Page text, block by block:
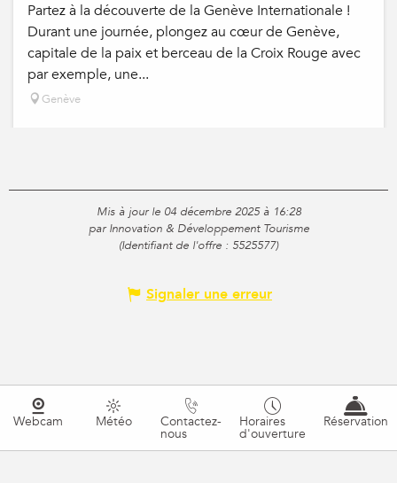
Partez à la découverte de la Genève Internationale !
Durant une journée, plongez au cœur de Genève,
capitale de la paix et berceau de la Croix Rouge avec
par exemple, une...
Genève
Mis à jour le 04 décembre 2025 à 16:28
par Innovation & Développement Tourisme
(Identifiant de l'offre : 5525577)
Signaler une erreur
Webcam Météo Contactez-
nous
Horaires
d'ouverture
Réservation